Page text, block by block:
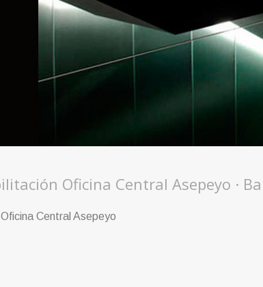
Oficina Central Asepeyo ·
Central Asepeyo